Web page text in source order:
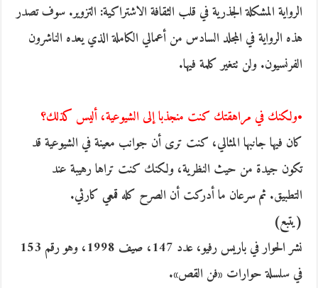
الرواية المشكلة الجذرية في قلب الثقافة الاشتراكية: التزوير. سوف تصدر
هذه الرواية في المجلد السادس من أعمالي الكاملة الذي يعده الناشرون
الفرنسيون. ولن تتغير كلمة فيها.
•ولكنك في مراهقتك كنت منجذبا إلى الشيوعية، أليس كذلك؟
كان فيها جانبها المثالي، كنت ترى أن جوانب معينة في الشيوعية قد
تكون جيدة من حيث النظرية، ولكنك كنت تراها رهيبة عند
التطبيق. ثم سرعان ما أدركت أن الصرح كله قمعي كارثي.
(يتبع)
نشر الحوار في باريس رفيو، عدد 147، صيف 1998، وهو رقم 153
في سلسلة حوارات «فن القص».